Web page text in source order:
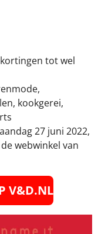
tot wel
kookgerei,
27 juni 2022,
webwinkel van
V&D.NL